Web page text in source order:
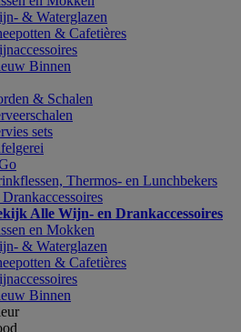
& Waterglazen
& Cafetières
Binnen
& Schalen
sets
Thermos- en Lunchbekers
Alle Wijn- en Drankaccessoires
en Mokken
& Waterglazen
& Cafetières
Binnen